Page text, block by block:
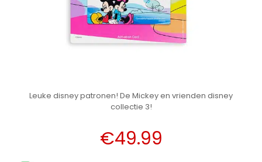
Leuke disney patronen! De Mickey en vrienden disney
collectie 3!
€49.99